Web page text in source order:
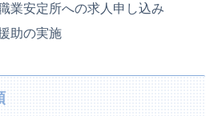
業安定所への求人申し込み
助の実施